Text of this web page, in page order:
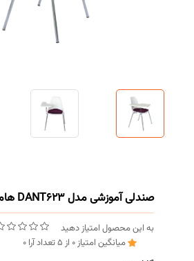
صندلی آموزشی مدل DANT623 هامون
به این محصول امتیاز دهید
میانگین امتیاز0 از 5تعداد آرا 0